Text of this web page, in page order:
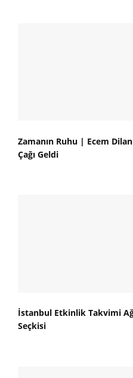
Zamanın Ruhu | Ecem
Çağı Geldi
İstanbul Etkinlik Takvimi
Seçkisi